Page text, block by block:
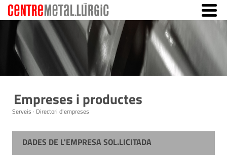
Empreses i productes
Serveis · Directori d'empreses
DADES DE L'EMPRESA SOL.LICITADA